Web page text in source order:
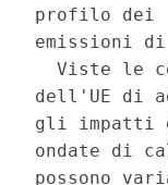
profilo dei
emissioni
Viste le
dell'UE di
gli impatti
ondate di
possono